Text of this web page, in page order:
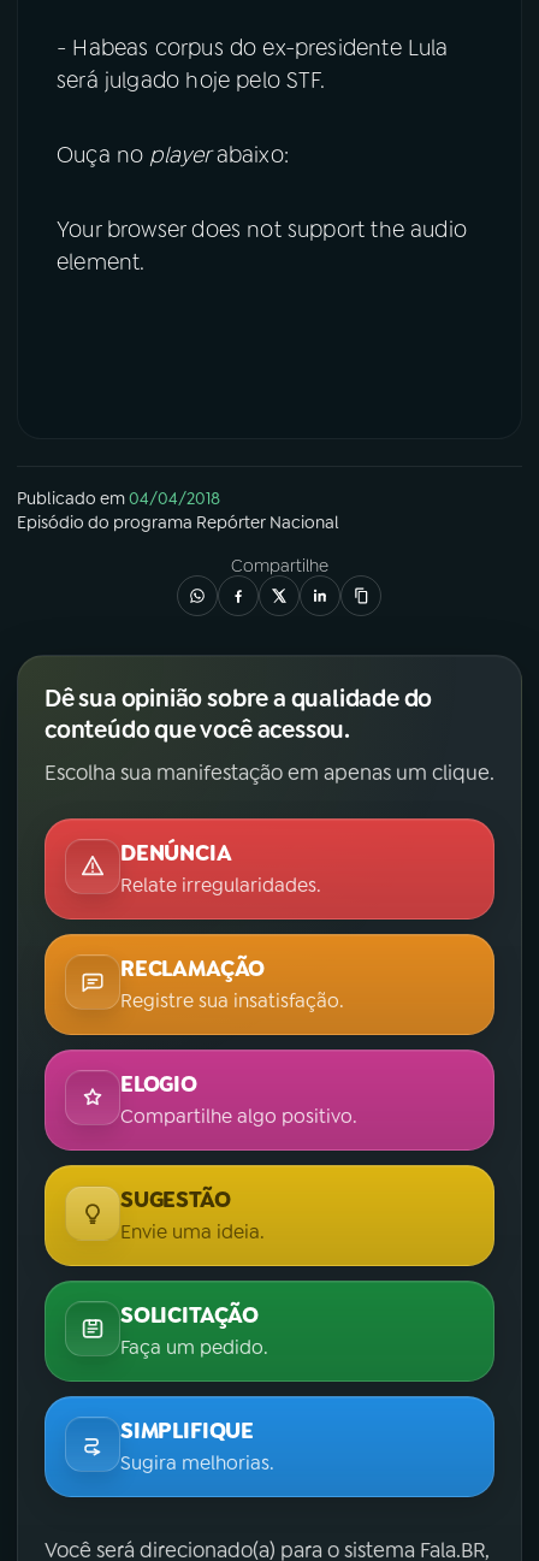
- Habeas corpus do ex-presidente Lula
será julgado hoje pelo STF.
Ouça no playerabaixo:
Your browser does not support the audio
element.
Publicado em04/04/2018
Episódio do programa Repórter Nacional
Compartilhe
Dê sua opinião sobre a qualidade do
conteúdo que você acessou.
Escolha sua manifestação em apenas um clique.
DENÚNCIA
Relate irregularidades.
RECLAMAÇÃO
Registre sua insatisfação.
ELOGIO
Compartilhe algo positivo.
SUGESTÃO
Envie uma ideia.
SOLICITAÇÃO
Faça um pedido.
SIMPLIFIQUE
Sugira melhorias.
Você será direcionado(a) para o sistema Fala.BR,